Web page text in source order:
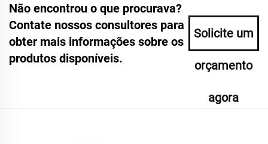
Não encontrou o que procurava?
Contate nossos consultores para
obter mais informações sobre os
produtos disponíveis.
Solicite um
orçamento
agora